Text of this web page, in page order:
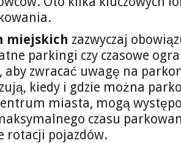
miejskich zazwyczaj
parkingi czy czasowe
aby zwracać uwagę na
kiedy i gdzie można
miasta, mogą
czasu
rotacji pojazdów.